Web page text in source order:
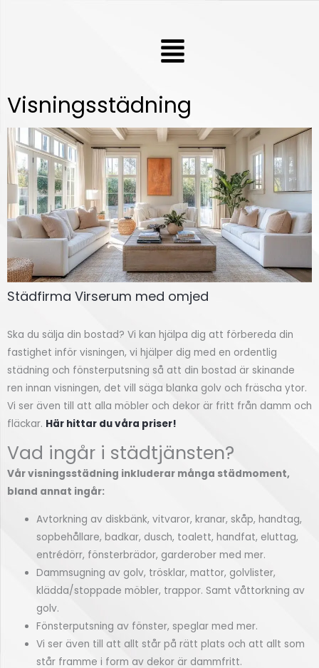
Meny
Visningsstädning
Städfirma Virserum med omjed
Ska du sälja din bostad? Vi kan hjälpa dig att förbereda din
fastighet inför visningen, vi hjälper dig med en ordentlig
städning och fönsterputsning så att din bostad är skinande
ren innan visningen, det vill säga blanka golv och fräscha ytor.
Vi ser även till att alla möbler och dekor är fritt från damm och
fläckar. Här hittar du våra priser!
Vad ingår i städtjänsten?
Vår visningsstädning inkluderar många städmoment,
bland annat ingår:
Avtorkning av diskbänk, vitvaror, kranar, skåp, handtag,
sopbehållare, badkar, dusch, toalett, handfat, eluttag,
entrédörr, fönsterbrädor, garderober med mer.
Dammsugning av golv, trösklar, mattor, golvlister,
klädda/stoppade möbler, trappor. Samt våttorkning av
golv.
Fönsterputsning av fönster, speglar med mer.
Vi ser även till att allt står på rätt plats och att allt som
står framme i form av dekor är dammfritt.